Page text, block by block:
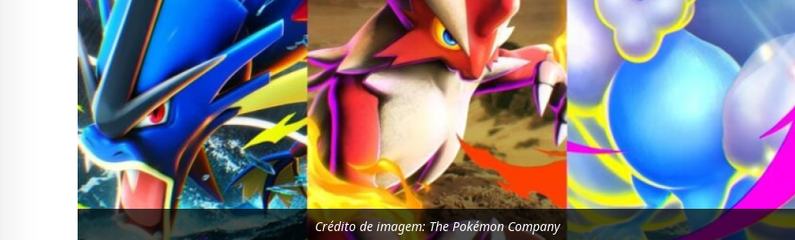
Crédito de imagem: The Pokémon Company